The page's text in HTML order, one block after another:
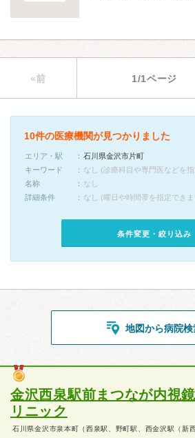
«前 1/1ページ
10件の医療機関が見つかりました
エリア・駅
石川県金沢市片町
キーワード
なし (診療科目や専門医などを
名称
なし
詳細条件
なし (曜日や時間帯を指定でき
条件変更・絞り込み
地図から病院検
金沢西泉駅前まつなが内視
リニック
石川県金沢市泉本町（西泉駅、野町駅、西金沢駅（新